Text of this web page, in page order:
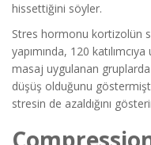
hissettiğini söyler.
Stres hormonu kortizolün
yapımında, 120
masaj uygulanan
düşüş olduğunu
stresin de azaldığını